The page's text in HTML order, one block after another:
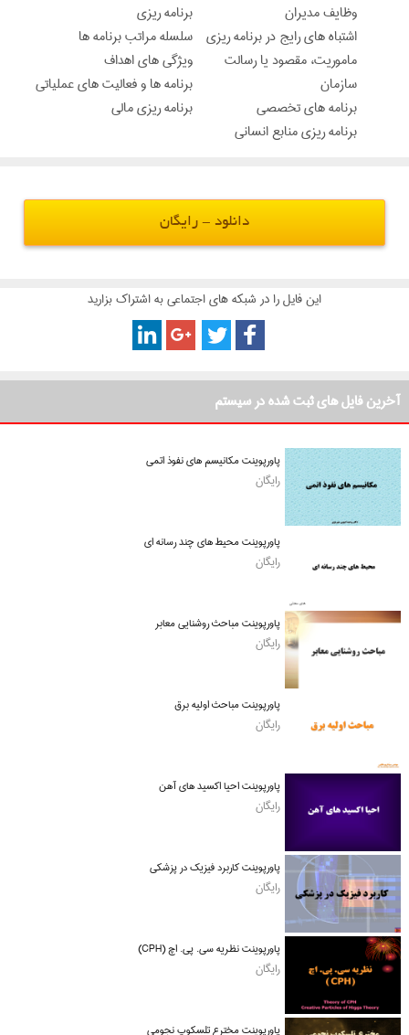
وظایف مدیران
برنامه ریزی
اشتباه های رایج در برنامه ریزی سلسله مراتب برنامه ها
ماموریت، مقصود یا رسالت
سازمان
ویژگی های اهداف
برنامه ها و فعالیت های عملیاتی
برنامه هاي تخصصی
برنامه ریزی مالی
برنامه ریزی منابع انسانی
دانلود - رایگان
این فایل را در شبکه های اجتماعی به اشتراک بزارید
آخرین فایل های ثبت شده در سیستم
پاورپوینت مکانیسم های نفوذ اتمی
رایگان
پاورپوینت محیط های چند رسانه ای
رایگان
پاورپوینت مباحث روشنایی معابر
رایگان
پاورپوینت مباحث اولیه برق
رایگان
پاورپوینت احیا اکسید های آهن
رایگان
پاورپوینت کاربرد فیزیک در پزشکی
رایگان
پاورپوینت نظریه سی. پی. اچ (CPH)
رایگان
پاورپوینت مخترع تلسکوپ نجومی